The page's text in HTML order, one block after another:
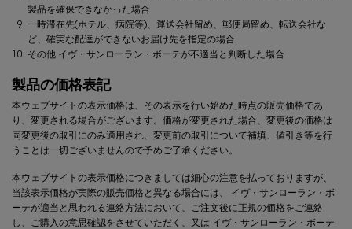
製品を確保できなかった場合
一時滞在先(ホテル、病院等)、運送会社留め、郵便局留め、転送会社な
ど、確実な配達ができないお届け先を指定の場合
その他 イヴ・サンローラン・ボーテが不適当と判断した場合
製品の価格表記
本ウェブサイトの表示価格は、その表示を行い始めた時点の販売価格であ
り、変更される場合がございます。価格が変更された場合、変更後の価格は
同変更後の取引にのみ適用され、変更前の取引について補填、値引き等を行
うことは一切ございませんので予めご了承ください。
本ウェブサイトの表示価格につきましては細心の注意を払っておりますが、
当該表示価格が実際の販売価格と異なる場合には、 イヴ・サンローラン・ボ
ーテが適当と思われる連絡方法において、ご注文後に正規の価格をご連絡
し、ご購入の意思確認をさせていただく、又は イヴ・サンローラン・ボーテ